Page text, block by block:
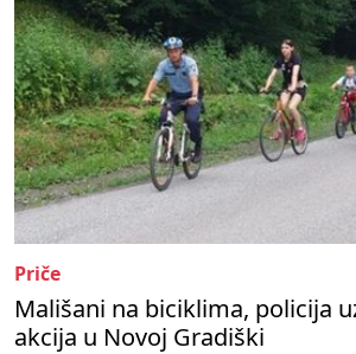
Priče
Mališani na biciklima, policija
akcija u Novoj Gradiški